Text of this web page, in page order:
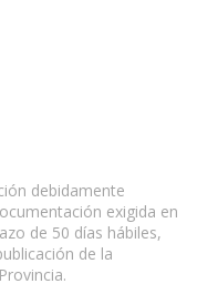
debidamente
exigida en
de 50 días hábiles,
de la